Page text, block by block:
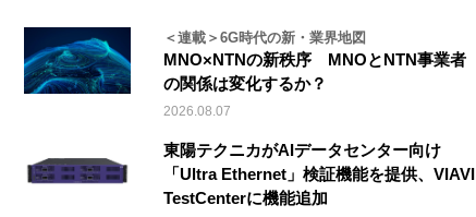
＜連載＞6G時代の新・業界地図
MNO×NTNの新秩序 MNOとNTN事業者
の関係は変化するか？
2026.08.07
東陽テクニカがAIデータセンター向け
「Ultra Ethernet」検証機能を提供、VIAVI
TestCenterに機能追加